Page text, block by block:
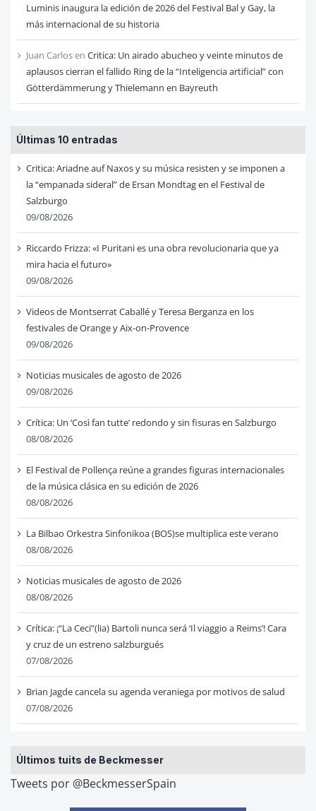
Luminis inaugura la edición de 2026 del Festival Bal y Gay, la
más internacional de su historia
Juan Carlosen Critica: Un airado abucheo y veinte minutos de
aplausos cierran el fallido Ring de la “Inteligencia artificial” con
Götterdämmerung y Thielemann en Bayreuth
Últimas 10 entradas
Critica: Ariadne auf Naxos y su música resisten y se imponen a
la “empanada sideral” de Ersan Mondtag en el Festival de
Salzburgo
09/08/2026
Riccardo Frizza: «I Puritani es una obra revolucionaria que ya
mira hacia el futuro»
09/08/2026
Videos de Montserrat Caballé y Teresa Berganza en los
festivales de Orange y Aix-on-Provence
09/08/2026
Noticias musicales de agosto de 2026
09/08/2026
Crítica: Un ‘Così fan tutte’ redondo y sin fisuras en Salzburgo
08/08/2026
El Festival de Pollença reúne a grandes figuras internacionales
de la música clásica en su edición de 2026
08/08/2026
La Bilbao Orkestra Sinfonikoa (BOS)se multiplica este verano
08/08/2026
Noticias musicales de agosto de 2026
08/08/2026
Crítica: ¡“La Ceci”(lia) Bartoli nunca será ‘Il viaggio a Reims’! Cara
y cruz de un estreno salzburgués
07/08/2026
Brian Jagde cancela su agenda veraniega por motivos de salud
07/08/2026
Últimos tuits de Beckmesser
Tweets por @BeckmesserSpain